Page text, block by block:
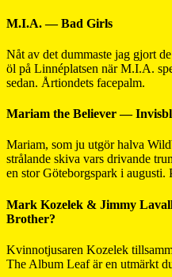
M.I.A. — Bad Girls
Nåt av det dummaste jag gjort
öl på Linnéplatsen när M.I.A.
sedan. Årtiondets facepalm.
Mariam the Believer —
Mariam, som ju utgör halva
strålande skiva vars drivande
en stor Göteborgspark i augusti.
Mark Kozelek & Jimmy
Brother?
Kvinnotjusaren Kozelek
The Album Leaf är en utmärkt